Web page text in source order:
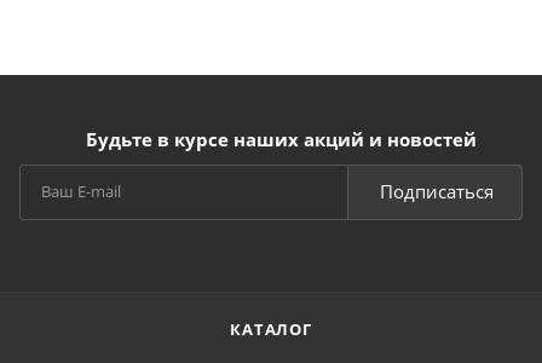
Будьте в курсе наших акций и новостей
Подписаться
КАТАЛОГ